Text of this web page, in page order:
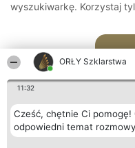
ORŁY Szklarstwa
11:32
Cześć, chętnie Ci pomogę!
odpowiedni temat
wyszukiwarkę. Korzystaj